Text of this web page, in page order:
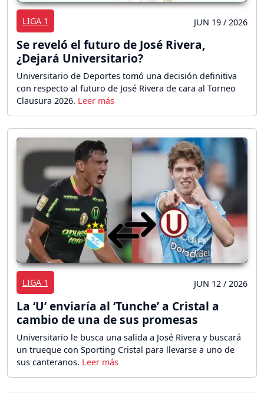
LIGA 1 JUN 19 / 2026
Se reveló el futuro de José Rivera,
¿Dejará Universitario?
Universitario de Deportes tomó una decisión definitiva
con respecto al futuro de José Rivera de cara al Torneo
Clausura 2026.
LIGA 1 JUN 12 / 2026
La ‘U’ enviaría al ‘Tunche’ a Cristal a
cambio de una de sus promesas
Universitario le busca una salida a José Rivera y buscará
un trueque con Sporting Cristal para llevarse a uno de
sus canteranos.